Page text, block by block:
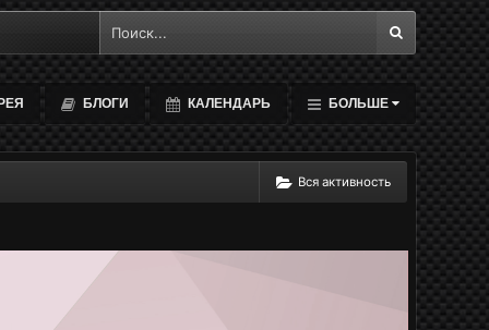
БЛОГИ КАЛЕНДАРЬ БОЛЬШЕ
Вся активность